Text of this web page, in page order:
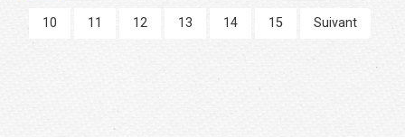
10 11 12 13 14 15 Suivant